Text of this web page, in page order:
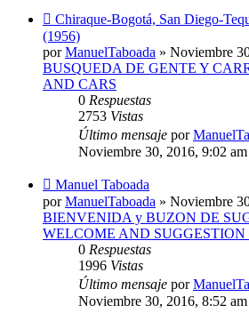
Nuevo
mensaje
Chiraque-Bogotá, San Diego-
(1956)
porManuelTaboada » Noviembre
BUSQUEDA DE GENTE Y
AND CARS
0 Respuestas
2753 Vistas
Último mensaje por
Noviembre 30, 2016, 9:02 am
Nuevo
mensaje
Manuel Taboada
porManuelTaboada » Noviembre
BIENVENIDA y BUZON DE
WELCOME AND SUGGESTION
0 Respuestas
1996 Vistas
Último mensaje por
Noviembre 30, 2016, 8:52 am